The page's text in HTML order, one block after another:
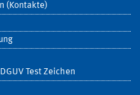
(Kontakte)
Test Zeichen